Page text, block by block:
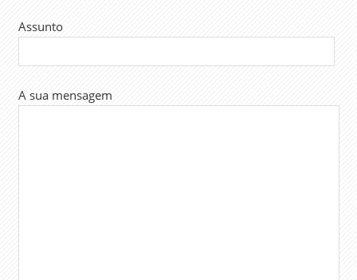
Assunto
A sua mensagem